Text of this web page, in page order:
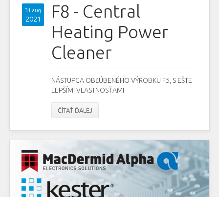
31 aug
2021
F8 - Central
Heating Power
Cleaner
NÁSTUPCA OBĽÚBENÉHO VÝROBKU F5, S EŠTE
LEPŠÍMI VLASTNOSŤAMI
ČÍTAŤ ĎALEJ